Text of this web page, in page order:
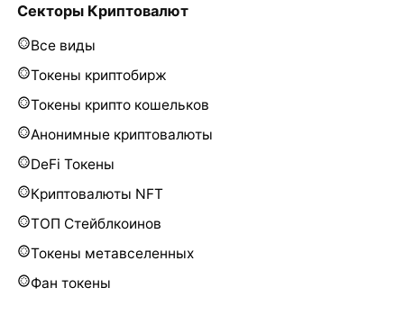
Секторы Криптовалют
Все виды
Токены криптобирж
Токены крипто кошельков
Анонимные криптовалюты
DeFi Токены
Криптовалюты NFT
ТОП Стейблкоинов
Токены метавселенных
Фан токены